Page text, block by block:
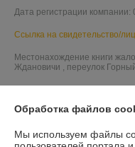
Дата регистрации компании:
Ссылка на свидетельство/
Местонахождение книги
Ждановичи , переулок
Обработка файлов
Мы используем файлы